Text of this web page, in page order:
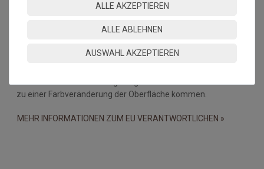
sowie Farbabweichungen zwischen Bildschirmfoto und
durch eine Wechselwirkung mit gummibeschichteten Matten
zu einer Farbveränderung der Oberfläche kommen.
MEHR INFORMATIONEN ZUM EU VERANTWORTLICHEN »
ALLE AKZEPTIEREN
ALLE ABLEHNEN
AUSWAHL AKZEPTIEREN